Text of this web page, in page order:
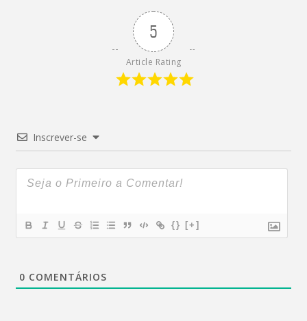
5
Article Rating
Inscrever-se
{} [+]
0 COMENTÁRIOS